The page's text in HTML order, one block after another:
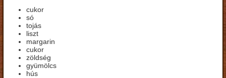
cukor
só
tojás
liszt
margarin
cukor
zöldség
gyümölcs
hús